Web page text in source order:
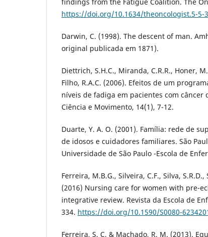
https://doi.org/10.1634/theoncologist.5-5-
Darwin, C. (1998). The descent of man.
original publicada em 1871).
Diettrich, S.H.C., Miranda, C.R.R., Honer,
Filho, R.A.C. (2006). Efeitos de um
níveis de fadiga em pacientes com câncer
Ciência e Movimento, 14(1), 7-12.
Duarte, Y. A. O. (2001). Família: rede de
de idosos e cuidadores familiares. São
Universidade de São Paulo -Escola de
Ferreira, M.B.G., Silveira, C.F., Silva, S.R.D.,
(2016) Nursing care for women with pre-
integrative review. Revista da Escola de
334. https://doi.org/10.1590/S0080-
Ferreira, S. C. & Machado, R. M. (2013).